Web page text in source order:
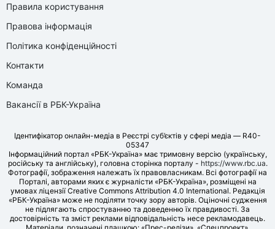
Правила користування
Правова інформація
Політика конфіденційності
Контакти
Команда
Вакансії в РБК-Україна
Ідентифікатор онлайн-медіа в Реєстрі суб’єктів у сфері медіа — R40-
05347
Інформаційний портал «РБК-Україна» має тримовну версію (українську,
російську та англійську), головна сторінка порталу - https://www.rbc.ua.
Фотографії, зображення належать їх правовласникам. Всі фотографії на
Порталі, авторами яких є журналісти «РБК-Україна», розміщені на
умовах ліцензії Creative Commons Attribution 4.0 International. Редакція
«РБК-Україна» може не поділяти точку зору авторів. Оціночні судження
не підлягають спростуванню та доведенню їх правдивості. За
достовірність та зміст реклами відповідальність несе рекламодавець.